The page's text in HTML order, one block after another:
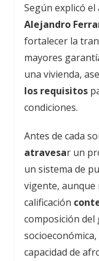
Según explicó
Alejandro
fortalecer la
mayores
una vivienda,
los requisitos
condiciones.
Antes de cada
atravesar un
un sistema de
vigente, aunque
calificación
composición
capacidad de